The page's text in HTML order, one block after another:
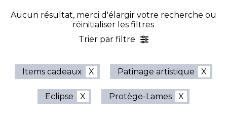
EN
Aucun résultat, merci d'élargir votre recherche ou
réinitialiser les filtres
Trier par filtre
Items cadeaux Patinage artistique
Eclipse Protège-Lames
EN